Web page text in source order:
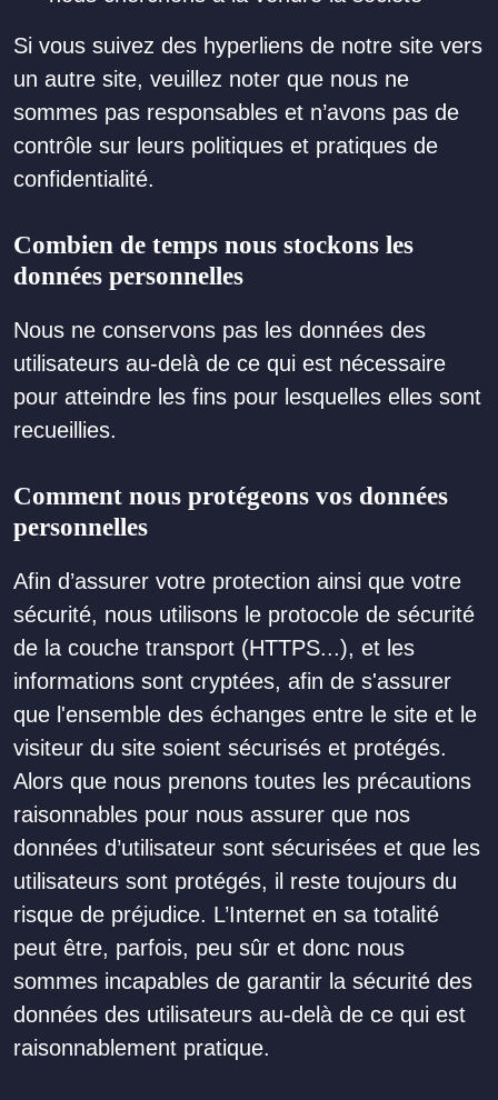
Si vous suivez des hyperliens de notre site vers
un autre site, veuillez noter que nous ne
sommes pas responsables et n’avons pas de
contrôle sur leurs politiques et pratiques de
confidentialité.
Combien de temps nous stockons les
données personnelles
Nous ne conservons pas les données des
utilisateurs au-delà de ce qui est nécessaire
pour atteindre les fins pour lesquelles elles sont
recueillies.
Comment nous protégeons vos données
personnelles
Afin d’assurer votre protection ainsi que votre
sécurité, nous utilisons le protocole de sécurité
de la couche transport (HTTPS...), et les
informations sont cryptées, afin de s'assurer
que l'ensemble des échanges entre le site et le
visiteur du site soient sécurisés et protégés.
Alors que nous prenons toutes les précautions
raisonnables pour nous assurer que nos
données d’utilisateur sont sécurisées et que les
utilisateurs sont protégés, il reste toujours du
risque de préjudice. L’Internet en sa totalité
peut être, parfois, peu sûr et donc nous
sommes incapables de garantir la sécurité des
données des utilisateurs au-delà de ce qui est
raisonnablement pratique.